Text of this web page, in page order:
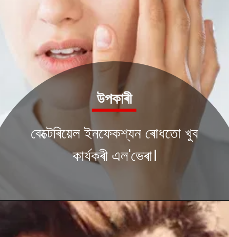
বেক্টেৰিয়েল ইনফেকশ্যন ৰোধতো খুব
কাৰ্যকৰী এল'ভেৰা।
উপকাৰী